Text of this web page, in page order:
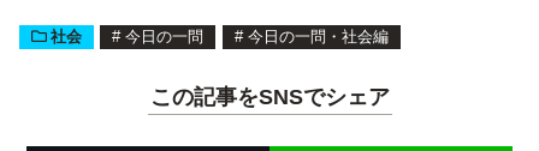
社会 # 今日の一問 # 今日の一問・社会編
この記事をSNSでシェア